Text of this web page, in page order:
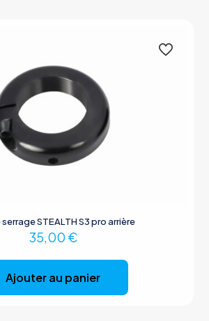
STEALTH S3 pro arrière
35,00 €
Ajouter au panier